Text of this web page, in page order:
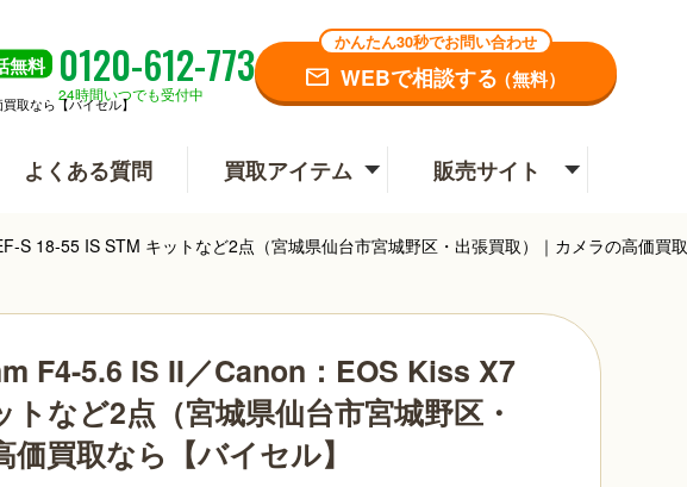
取なら【バイセル】
無料 0120-612-773
24時間いつでも受付中
かんたん30秒でお問い合わせ
WEBで相談する（無料）
よくある質問 買取アイテム 販売サイト
S 18-55 IS STM キットなど2点（宮城県仙台市宮城野区・出張買取）｜カメラの高価買
F4-5.6 IS II／Canon：EOS Kiss X7
など2点（宮城県仙台市宮城野区・
買取なら【バイセル】